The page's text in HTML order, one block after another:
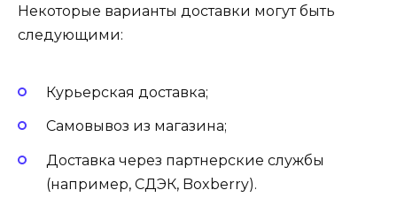
Некоторые варианты доставки могут быть
следующими:
Курьерская доставка;
Самовывоз из магазина;
Доставка через партнерские службы
(например, СДЭК, Boxberry).